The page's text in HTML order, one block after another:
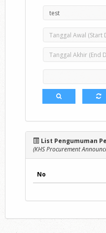
List Pengumuman
(KHS Procurement
No